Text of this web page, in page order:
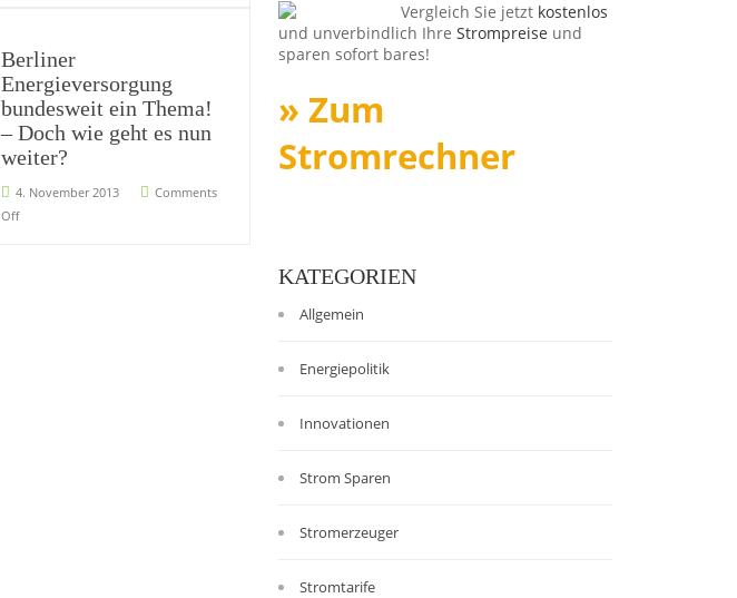
Berliner
Energieversorgung
bundesweit ein Thema!
– Doch wie geht es nun
weiter?
4. November 2013
Comments
Off
Vergleich Sie jetzt kostenlos
und unverbindlich Ihre Strompreise und
sparen sofort bares!
» Zum
Stromrechner
KATEGORIEN
Allgemein
Energiepolitik
Innovationen
Strom Sparen
Stromerzeuger
Stromtarife